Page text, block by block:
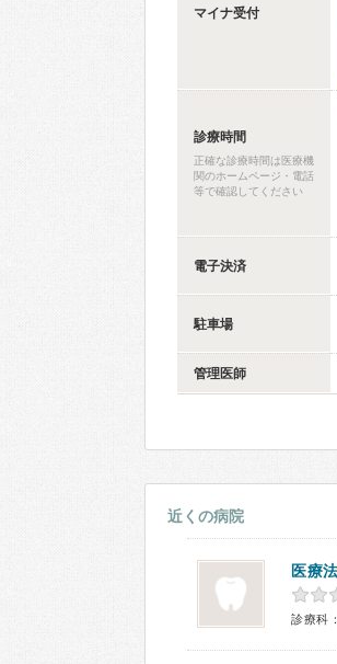
マイナ受付
診療時間
正確な診療時間は医療機
関のホームページ・電話
等で確認してください
電子決済
駐車場
管理医師
近くの病院
医療
診療科